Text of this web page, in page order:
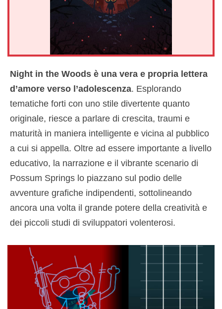
Night in the Woods è una vera e propria lettera
d’amore verso l’adolescenza. Esplorando
tematiche forti con uno stile divertente quanto
originale, riesce a parlare di crescita, traumi e
maturità in maniera intelligente e vicina al pubblico
a cui si appella. Oltre ad essere importante a livello
educativo, la narrazione e il vibrante scenario di
Possum Springs lo piazzano sul podio delle
avventure grafiche indipendenti, sottolineando
ancora una volta il grande potere della creatività e
dei piccoli studi di sviluppatori volenterosi.